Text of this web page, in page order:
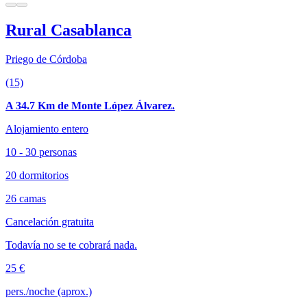
Rural Casablanca
Priego de Córdoba
(15)
A 34.7 Km de Monte López Álvarez.
Alojamiento entero
10 - 30 personas
20 dormitorios
26 camas
Cancelación gratuita
Todavía no se te cobrará nada.
25 €
pers./noche (aprox.)